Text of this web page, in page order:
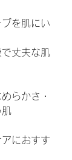
を肌にい
で丈夫な肌
らかさ・
肌
におすす